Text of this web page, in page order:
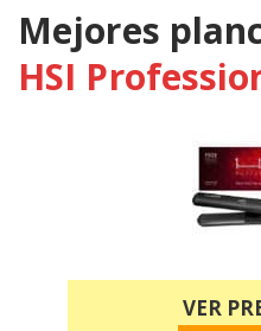
Mejores
HSI
VER